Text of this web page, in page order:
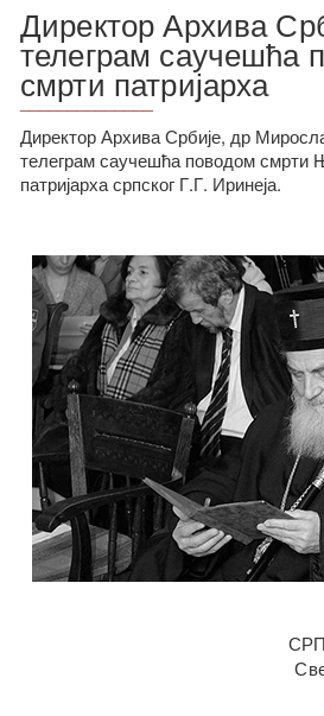
Директор Архива
телеграм саучешћа
смрти патријарха
______________
Директор Архива Србије, др
телеграм саучешћа поводом смрти
патријарха српског Г.Г. Иринеја.